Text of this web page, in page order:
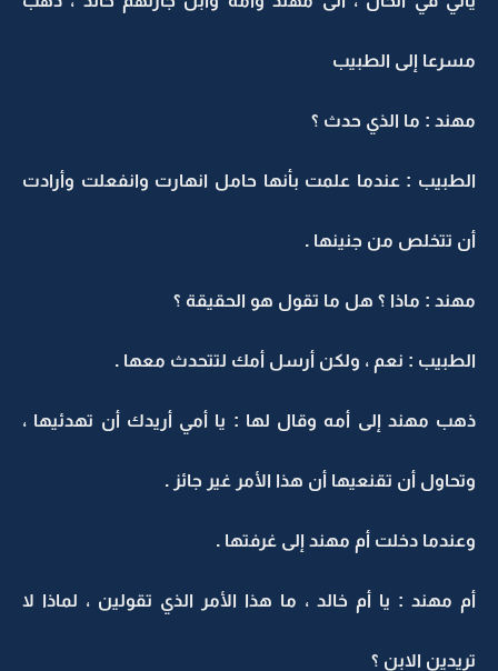
مسرعا إلى الطبيب
مهند : ما الذي حدث ؟
الطبيب : عندما علمت بأنها حامل انهارت وانفعلت وأرادت
أن تتخلص من جنينها .
مهند : ماذا ؟ هل ما تقول هو الحقيقة ؟
الطبيب : نعم ، ولكن أرسل أمك لتتحدث معها .
ذهب مهند إلى أمه وقال لها : يا أمي أريدك أن تهدئيها ،
وتحاول أن تقنعيها أن هذا الأمر غير جائز .
وعندما دخلت أم مهند إلى غرفتها .
أم مهند : يا أم خالد ، ما هذا الأمر الذي تقولين ، لماذا لا
تريدين الابن ؟